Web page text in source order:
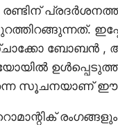
രണ്ടിന്
ബോബൻ ,
സൂചനയാണ്